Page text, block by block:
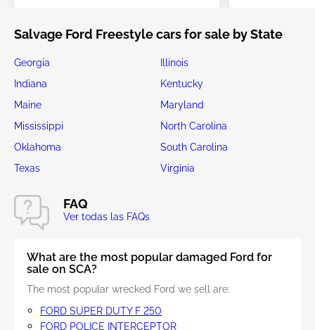
Salvage Ford Freestyle cars for sale by State
Georgia
Illinois
Indiana
Kentucky
Maine
Maryland
Mississippi
North Carolina
Oklahoma
South Carolina
Texas
Virginia
FAQ
Ver todas las FAQs
What are the most popular damaged Ford for
sale on SCA?
The most popular wrecked Ford we sell are:
FORD SUPER DUTY F 250
FORD POLICE INTERCEPTOR